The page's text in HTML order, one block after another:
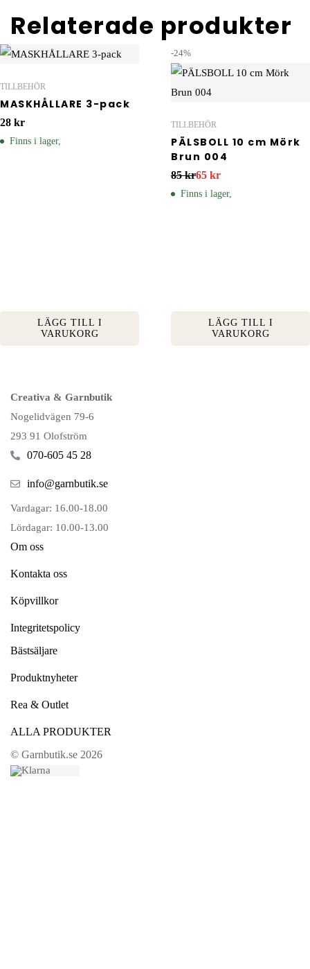
Relaterade produkter
TILLBEHÖR
MASKHÅLLARE 3-pack
28 kr
Finns i lager,
LÄGG TILL I
VARUKORG
-24%
TILLBEHÖR
PÄLSBOLL 10 cm Mörk
Brun 004
85kr65 kr
Finns i lager,
LÄGG TILL I
VARUKORG
Creativa & Garnbutik
Nogelidvägen 79-6
293 91 Olofström
070-605 45 28
info@garnbutik.se
Vardagar: 16.00-18.00
Lördagar: 10.00-13.00
Om oss
Kontakta oss
Köpvillkor
Integritetspolicy
Bästsäljare
Produktnyheter
Rea & Outlet
ALLA PRODUKTER
© Garnbutik.se 2026